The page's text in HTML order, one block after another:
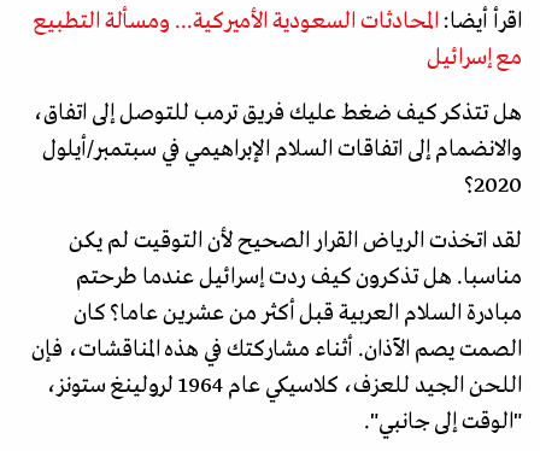
اقرأ أيضا: المحادثات السعودية الأميركية... ومسألة التطبيع
مع إسرائيل
هل تتذكر كيف ضغط عليك فريق ترمب للتوصل إلى اتفاق،
والانضمام إلى اتفاقات السلام الإبراهيمي في سبتمبر/أيلول
2020؟
لقد اتخذت الرياض القرار الصحيح لأن التوقيت لم يكن
مناسبا. هل تذكرون كيف ردت إسرائيل عندما طرحتم
مبادرة السلام العربية قبل أكثر من عشرين عاما؟ كان
الصمت يصم الآذان. أثناء مشاركتك في هذه المناقشات، فإن
اللحن الجيد للعزف، كلاسيكي عام 1964 لرولينغ ستونز،
"الوقت إلى جانبي".